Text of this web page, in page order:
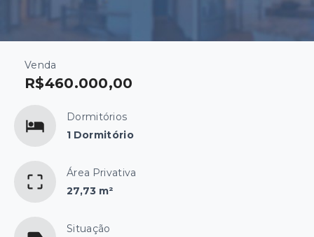
Venda
R$460.000,00
Dormitórios
1 Dormitório
Área Privativa
27,73 m²
Situação